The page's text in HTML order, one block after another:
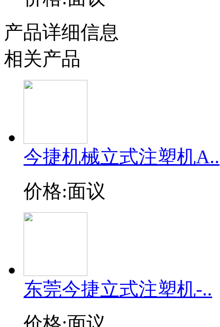
产品详细信息
相关产品
今捷机械立式注塑机A..
价格:面议
东莞今捷立式注塑机-..